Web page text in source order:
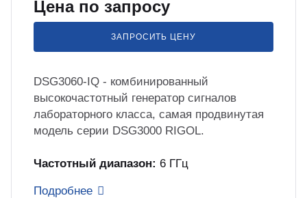
цикл сборочных работ «под
безопасной и эффективной
с оборудованием
Цена по запросу
ЗАПРОСИТЬ ЦЕНУ
DSG3060-IQ - комбинированный
высокочастотный генератор сигналов
лабораторного класса, самая продвинутая
модель серии DSG3000 RIGOL.
Частотный диапазон: 6 ГГц
Подробнее